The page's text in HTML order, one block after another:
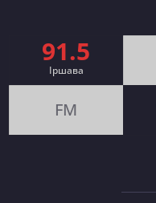
91.5
Іршава
FM